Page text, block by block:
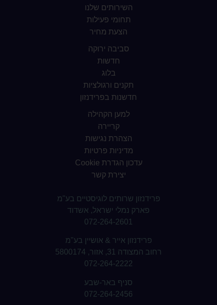
השירותים שלנו
תחומי פעילות
הצעת מחיר
סביבה ירוקה
חדשות
בלוג
תקנים ורגולציות
חדשנות בפרידנזון
למען הקהילה
קריירה
הצהרת נגישות
מדיניות פרטיות
עדכון הגדרת Cookie
יצירת קשר
פרידנזון שרותים לוגיסטיים בע"מ
פארק נמלי ישראל, אשדוד
072-264-2601
פרידנזון אייר & אושיין בע"מ
רחוב המצודה 31, אזור, 5800174
072-264-2222
סניף באר-שבע
072-264-2456